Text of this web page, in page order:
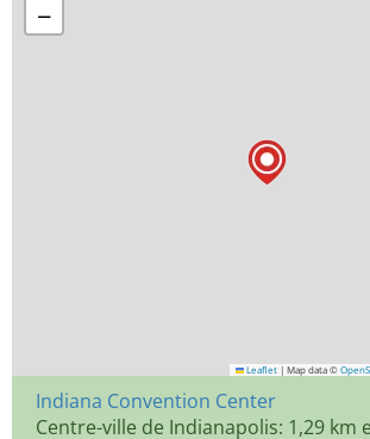
−
Leaflet | Map data ©
Indiana Convention Center
Centre-ville de Indianapolis: 1,29 km